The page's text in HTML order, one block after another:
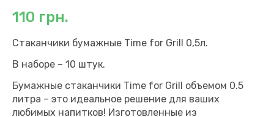
110 грн.
Стаканчики бумажные Time for Grill 0,5л.
В наборе – 10 штук.
Бумажные стаканчики Time for Grill объемом 0.5
литра – это идеальное решение для ваших
любимых напитков! Изготовленные из